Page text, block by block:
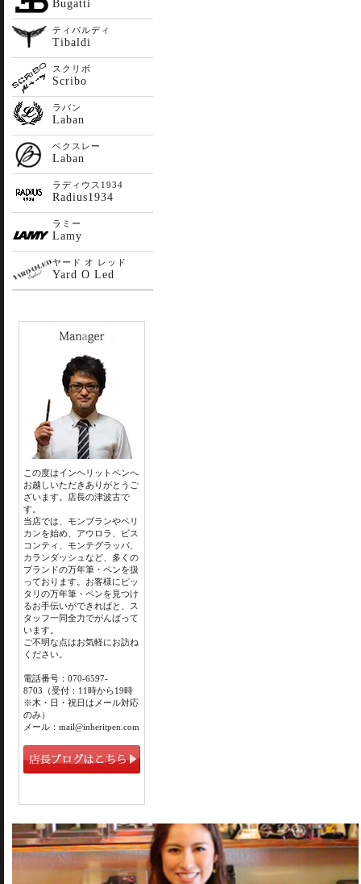
Bugatti
ティバルディ
Tibaldi
スクリボ
Scribo
ラバン
Laban
ベクスレー
Laban
ラディウス1934
Radius1934
ラミー
Lamy
ヤード オ レッド
Yard O Led
この度はインヘリットペンへ
お越しいただきありがとうご
ざいます。店長の津波古で
す。
当店では、モンブランやペリ
カンを始め、アウロラ、ビス
コンティ、モンテグラッパ、
カランダッシュなど、多くの
ブランドの万年筆・ペンを扱
っております。お客様にピッ
タリの万年筆・ペンを見つけ
るお手伝いができればと、ス
タッフ一同全力でがんばって
います。
ご不明な点はお気軽にお訪ね
ください。
電話番号：070-6597-
8703（受付：11時から19時
※木・日・祝日はメール対応
のみ）
メール：mail@inheritpen.com